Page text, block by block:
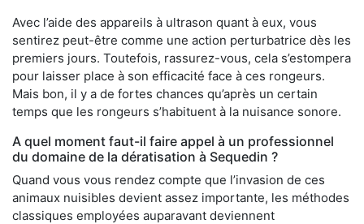
Avec l’aide des appareils à ultrason quant à eux, vous
sentirez peut-être comme une action perturbatrice dès les
premiers jours. Toutefois, rassurez-vous, cela s’estompera
pour laisser place à son efficacité face à ces rongeurs.
Mais bon, il y a de fortes chances qu’après un certain
temps que les rongeurs s’habituent à la nuisance sonore.
A quel moment faut-il faire appel à un professionnel
du domaine de la dératisation à Sequedin ?
Quand vous vous rendez compte que l’invasion de ces
animaux nuisibles devient assez importante, les méthodes
classiques employées auparavant deviennent